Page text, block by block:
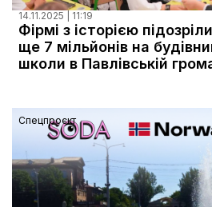
14.11.2025 | 11:19
Фірмі з історією
ще 7 мільйонів на
школи в Павлівській
Спецпроєкт